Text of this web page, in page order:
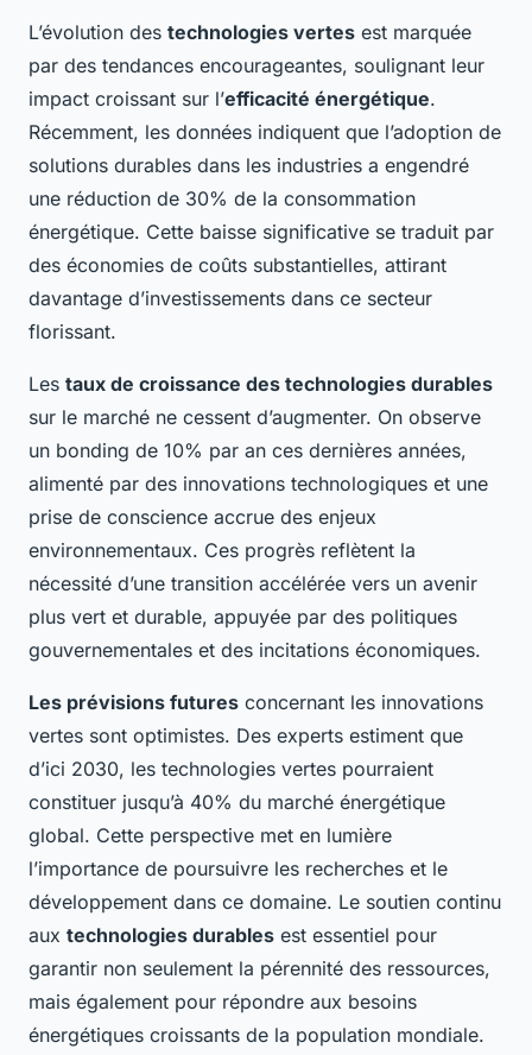
L’évolution des technologies vertes est marquée
par des tendances encourageantes, soulignant leur
impact croissant sur l’efficacité énergétique.
Récemment, les données indiquent que l’adoption de
solutions durables dans les industries a engendré
une réduction de 30% de la consommation
énergétique. Cette baisse significative se traduit par
des économies de coûts substantielles, attirant
davantage d’investissements dans ce secteur
florissant.
Les taux de croissance des technologies durables
sur le marché ne cessent d’augmenter. On observe
un bonding de 10% par an ces dernières années,
alimenté par des innovations technologiques et une
prise de conscience accrue des enjeux
environnementaux. Ces progrès reflètent la
nécessité d’une transition accélérée vers un avenir
plus vert et durable, appuyée par des politiques
gouvernementales et des incitations économiques.
Les prévisions futures concernant les innovations
vertes sont optimistes. Des experts estiment que
d’ici 2030, les technologies vertes pourraient
constituer jusqu’à 40% du marché énergétique
global. Cette perspective met en lumière
l’importance de poursuivre les recherches et le
développement dans ce domaine. Le soutien continu
aux technologies durables est essentiel pour
garantir non seulement la pérennité des ressources,
mais également pour répondre aux besoins
énergétiques croissants de la population mondiale.